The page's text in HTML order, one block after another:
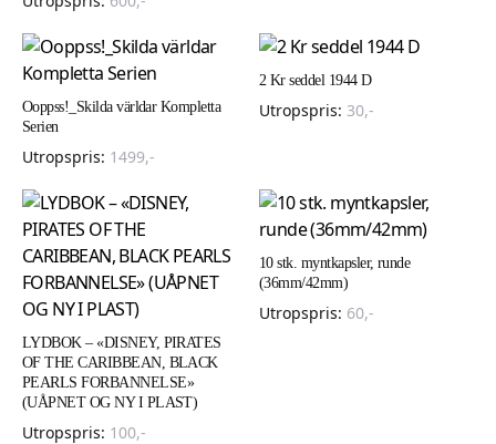
Ooppss!_Skilda världar Kompletta
Serien
Utropspris: 1499,-
2 Kr seddel 1944 D
Utropspris: 30,-
LYDBOK – «DISNEY, PIRATES
OF THE CARIBBEAN, BLACK
PEARLS FORBANNELSE»
(UÅPNET OG NY I PLAST)
Utropspris: 100,-
10 stk. myntkapsler, runde
(36mm/42mm)
Utropspris: 60,-